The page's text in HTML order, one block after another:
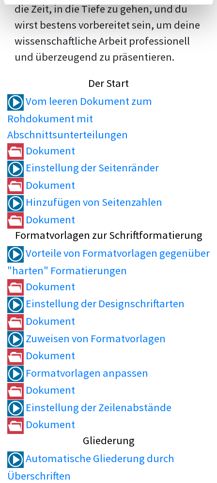
die Zeit, in die Tiefe zu gehen, und du
wirst bestens vorbereitet sein, um deine
wissenschaftliche Arbeit professionell
und überzeugend zu präsentieren.
Der Start
Vom leeren Dokument zum
Rohdokument mit
Abschnittsunterteilungen
Dokument
Einstellung der Seitenränder
Dokument
Hinzufügen von Seitenzahlen
Dokument
Formatvorlagen zur Schriftformatierung
Vorteile von Formatvorlagen gegenüber
"harten" Formatierungen
Dokument
Einstellung der Designschriftarten
Dokument
Zuweisen von Formatvorlagen
Dokument
Formatvorlagen anpassen
Dokument
Einstellung der Zeilenabstände
Dokument
Gliederung
Automatische Gliederung durch
Überschriften